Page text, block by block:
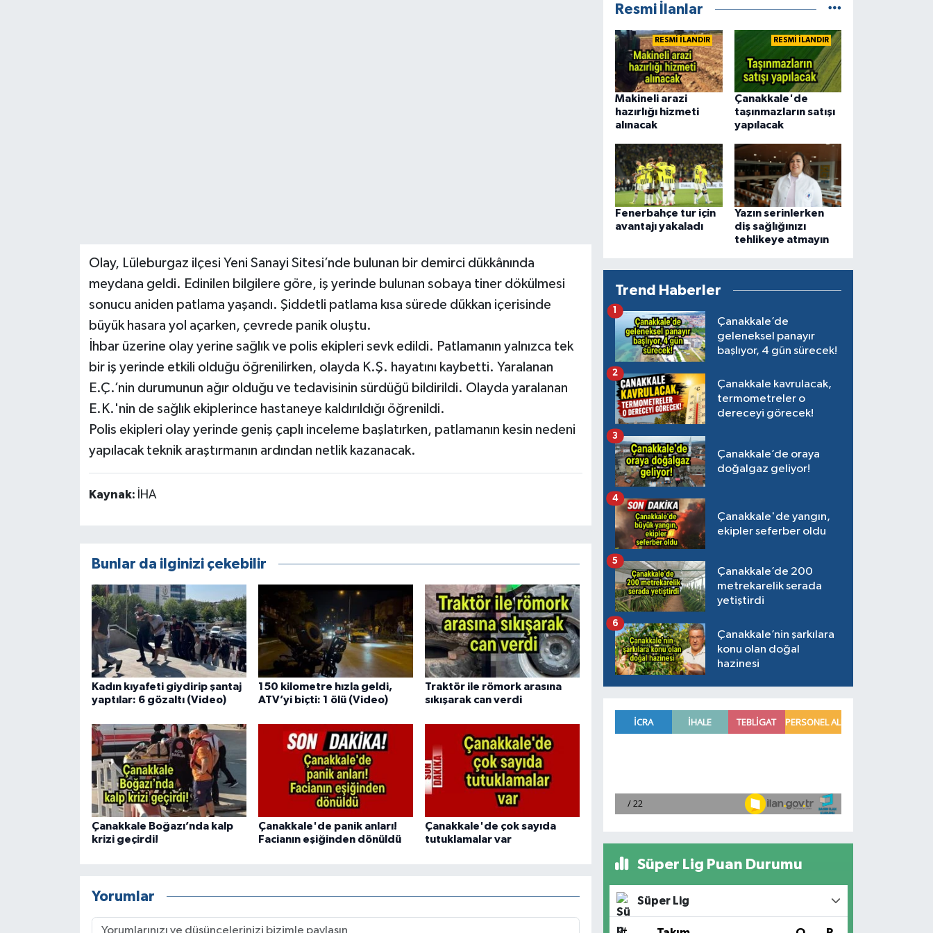
Olay, Lüleburgaz ilçesi Yeni Sanayi Sitesi’nde bulunan bir demirci dükkânında
meydana geldi. Edinilen bilgilere göre, iş yerinde bulunan sobaya tiner dökülmesi
sonucu aniden patlama yaşandı. Şiddetli patlama kısa sürede dükkan içerisinde
büyük hasara yol açarken, çevrede panik oluştu.
İhbar üzerine olay yerine sağlık ve polis ekipleri sevk edildi. Patlamanın yalnızca tek
bir iş yerinde etkili olduğu öğrenilirken, olayda K.Ş. hayatını kaybetti. Yaralanan
E.Ç.’nin durumunun ağır olduğu ve tedavisinin sürdüğü bildirildi. Olayda yaralanan
E.K.'nin de sağlık ekiplerince hastaneye kaldırıldığı öğrenildi.
Polis ekipleri olay yerinde geniş çaplı inceleme başlatırken, patlamanın kesin nedeni
yapılacak teknik araştırmanın ardından netlik kazanacak.
Kaynak: İHA
Bunlar da ilginizi çekebilir
Kadın kıyafeti giydirip şantaj
yaptılar: 6 gözaltı (Video)
150 kilometre hızla geldi,
ATV’yi biçti: 1 ölü (Video)
Traktör ile römork arasına
sıkışarak can verdi
Çanakkale Boğazı’nda kalp
krizi geçirdi!
Çanakkale'de panik anları!
Facianın eşiğinden dönüldü
Çanakkale'de çok sayıda
tutuklamalar var
Yorumlar
Resmi İlanlar
RESMİ İLANDIR
Makineli arazi
hazırlığı hizmeti
alınacak
RESMİ İLANDIR
Çanakkale'de
taşınmazların satışı
yapılacak
Fenerbahçe tur için
avantajı yakaladı
Yazın serinlerken
diş sağlığınızı
tehlikeye atmayın
Trend Haberler
Çanakkale’de
geleneksel panayır
başlıyor, 4 gün sürecek!
1
Çanakkale kavrulacak,
termometreler o
dereceyi görecek!
2
Çanakkale’de oraya
doğalgaz geliyor!
3
Çanakkale'de yangın,
ekipler seferber oldu
4
Çanakkale’de 200
metrekarelik serada
yetiştirdi
5
Çanakkale’nin şarkılara
konu olan doğal
hazinesi
6
Süper Lig Puan Durumu
Süper Lig